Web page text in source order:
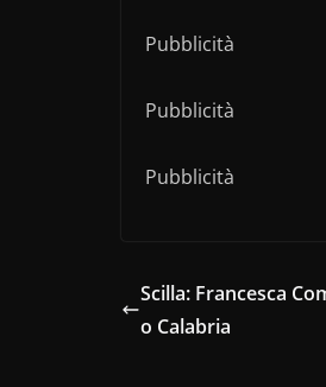
Pubblicità
Pubblicità
Pubblicità
Scilla: Francesca
o Calabria